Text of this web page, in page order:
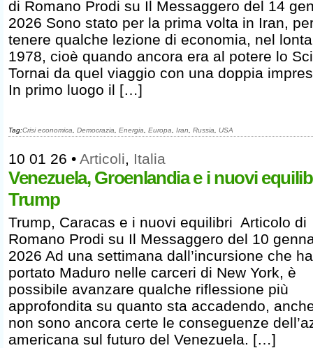
di Romano Prodi su Il Messaggero del 14
2026 Sono stato per la prima volta in Iran,
tenere qualche lezione di economia, nel
1978, cioè quando ancora era al potere lo
Tornai da quel viaggio con una doppia
In primo luogo il […]
Tag:Crisi economica Democrazia Energia Europa Iran Russia USA
10 01 26 • Articoli, Italia
Venezuela, Groenlandia e i nuovi
Trump
Trump, Caracas e i nuovi equilibri Articolo di
Romano Prodi su Il Messaggero del 10
2026 Ad una settimana dall’incursione che ha
portato Maduro nelle carceri di New York, è
possibile avanzare qualche riflessione più
approfondita su quanto sta accadendo,
non sono ancora certe le conseguenze
americana sul futuro del Venezuela. […]